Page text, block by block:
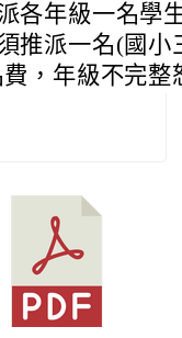
各年級一名學
推派一名(國
，年級不完整